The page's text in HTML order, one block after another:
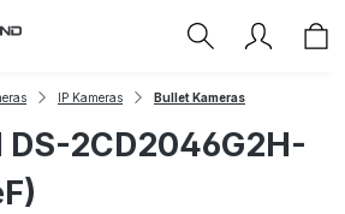
IP Kameras Bullet Kameras
DS-2CD2046G2H-